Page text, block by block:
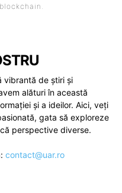
vibrantă de știri și
alături în această
și a ideilor. Aici, veți
gata să exploreze
perspective diverse.
contact@uar.ro